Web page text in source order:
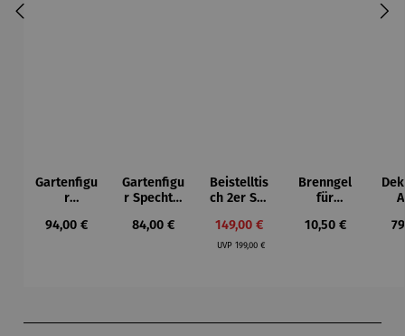
Gartenfigu
r
t Vogel -
Regulärer Preis:
94,00 €
Gartenfigu
r Specht -
Bhire
Regulärer Preis:
84,00 €
Beistelltis
ch 2er Set
Verkaufspreis:
149,00 €
UVP Regulärer Preis:
199,00 €
Brenngel
für
elle -
Regulärer Preis:
10,50 €